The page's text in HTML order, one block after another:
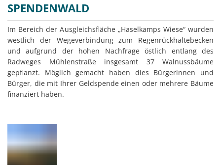
Spendenwald
SPENDENWALD
Im Bereich der Ausgleichsfläche „Haselkamps Wiese“ wurden
westlich der Wegeverbindung zum Regenrückhaltebecken
und aufgrund der hohen Nachfrage östlich entlang des
Radweges Mühlenstraße insgesamt 37 Walnussbäume
gepflanzt. Möglich gemacht haben dies Bürgerinnen und
Bürger, die mit Ihrer Geldspende einen oder mehrere Bäume
finanziert haben.